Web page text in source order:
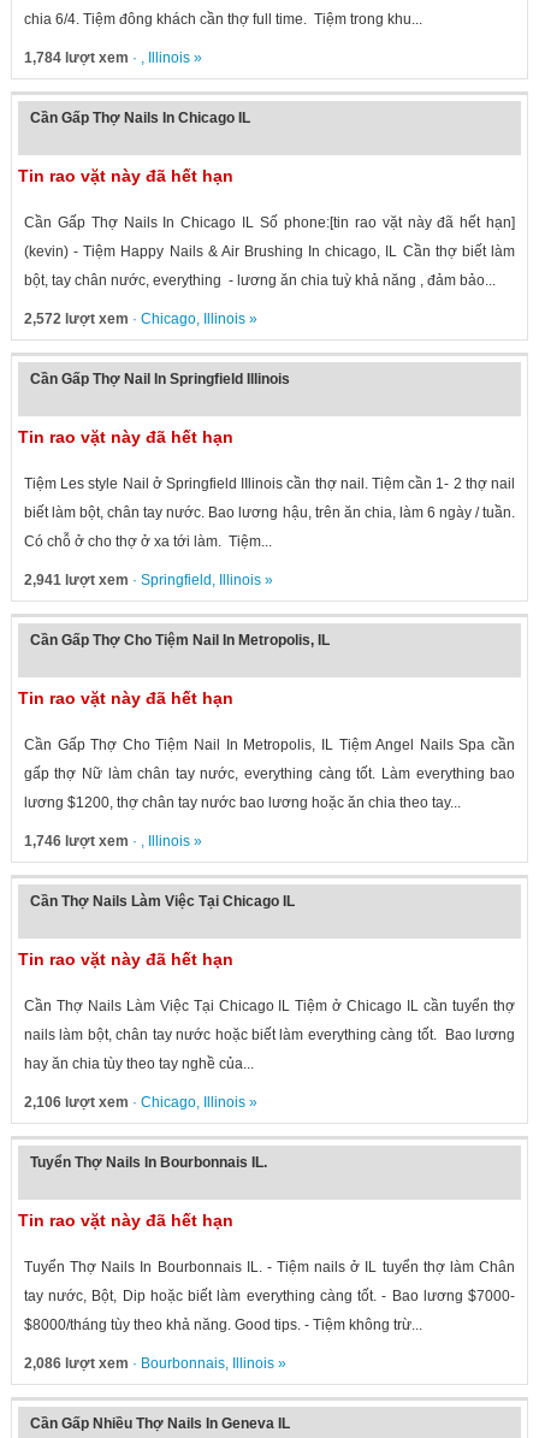
chia 6/4. Tiệm đông khách cần thợ full time. Tiệm trong khu...
1,784 lượt xem · , Illinois»
Cần Gấp Thợ Nails In Chicago IL
Tin rao vặt này đã hết hạn
Cần Gấp Thợ Nails In Chicago IL Số phone:[tin rao vặt này đã hết hạn]
(kevin) - Tiệm Happy Nails & Air Brushing In chicago, IL Cần thợ biết làm
bột, tay chân nước, everything - lương ăn chia tuỳ khả năng , đảm bảo...
2,572 lượt xem · Chicago, Illinois»
Cần Gấp Thợ Nail In Springfield Illinois
Tin rao vặt này đã hết hạn
Tiệm Les style Nail ở Springfield IIlinois cần thợ nail. Tiệm cần 1- 2 thợ nail
biết làm bột, chân tay nước. Bao lương hậu, trên ăn chia, làm 6 ngày / tuần.
Có chỗ ở cho thợ ở xa tới làm. Tiệm...
2,941 lượt xem · Springfield , Illinois»
Cần Gấp Thợ Cho Tiệm Nail In Metropolis, IL
Tin rao vặt này đã hết hạn
Cần Gấp Thợ Cho Tiệm Nail In Metropolis, IL Tiệm Angel Nails Spa cần
gấp thợ Nữ làm chân tay nước, everything càng tốt. Làm everything bao
lương $1200, thợ chân tay nước bao lương hoặc ăn chia theo tay...
1,746 lượt xem · , Illinois»
Cần Thợ Nails Làm Việc Tại Chicago IL
Tin rao vặt này đã hết hạn
Cần Thợ Nails Làm Việc Tại Chicago IL Tiệm ở Chicago IL cần tuyển thợ
nails làm bột, chân tay nước hoặc biết làm everything càng tốt. Bao lương
hay ăn chia tùy theo tay nghề của...
2,106 lượt xem · Chicago, Illinois»
Tuyển Thợ Nails In Bourbonnais IL.
Tin rao vặt này đã hết hạn
Tuyển Thợ Nails In Bourbonnais IL. - Tiệm nails ở IL tuyển thợ làm Chân
tay nước, Bột, Dip hoặc biết làm everything càng tốt. - Bao lương $7000-
$8000/tháng tùy theo khả năng. Good tips. - Tiệm không trừ...
2,086 lượt xem · Bourbonnais, Illinois»
Cần Gấp Nhiều Thợ Nails In Geneva IL